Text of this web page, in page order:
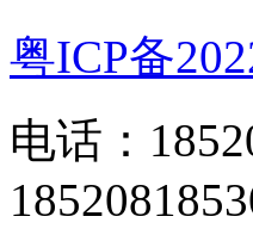
粤ICP备
电话：